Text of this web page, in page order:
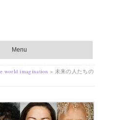
Menu
world imagination » 未来の人たちの